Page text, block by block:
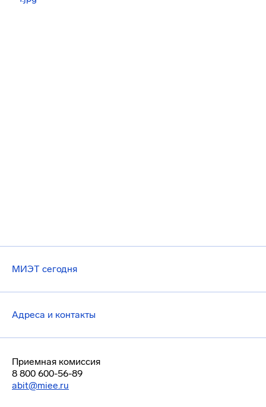
МИЭТ сегодня
Адреса и контакты
Приемная комиссия
8 800 600-56-89
abit@miee.ru